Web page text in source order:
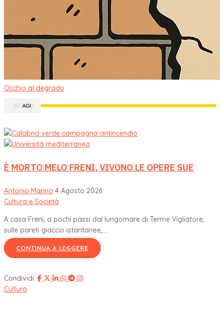
Occhio al degrado
È MORTO MELO FRENI, VIVONO LE OPERE SUE
Antonio Marino 4 Agosto 2026
Cultura e Società
A casa Freni, a pochi passi dal lungomare di Terme Vigliatore,
sulle pareti giaccio istantanee,...
CONTINUA A LEGGERE
Condividi:
Cultura